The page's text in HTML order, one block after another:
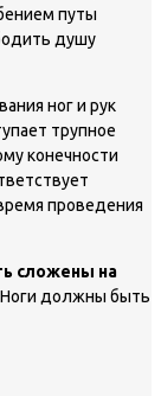
путы
душу
ног и рук
трупное
конечности
проведения
сложены на
Ноги должны быть